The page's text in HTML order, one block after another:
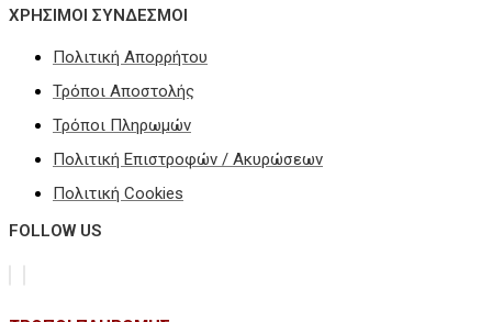
ΧΡΗΣΙΜΟΙ ΣΥΝΔΕΣΜΟΙ
Πολιτική Απορρήτου
Τρόποι Αποστολής
Τρόποι Πληρωμών
Πολιτική Επιστροφών / Ακυρώσεων
Πολιτική Cookies
FOLLOW US